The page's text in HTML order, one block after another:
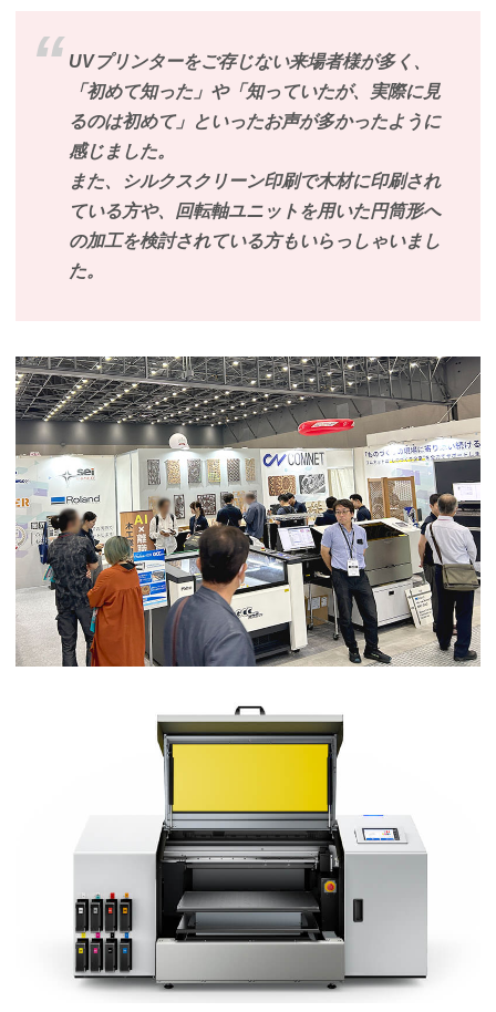
UVプリンターをご存じない来場者様が多く、
「初めて知った」や「知っていたが、実際に見
るのは初めて」といったお声が多かったように
感じました。
また、シルクスクリーン印刷で木材に印刷され
ている方や、回転軸ユニットを用いた円筒形へ
の加工を検討されている方もいらっしゃいまし
た。